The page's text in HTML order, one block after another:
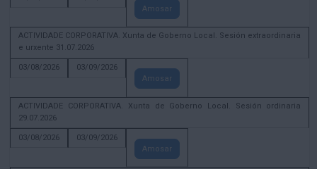
Amosar
ACTIVIDADE CORPORATIVA. Xunta de Goberno Local. Sesión extraordinaria
e urxente 31.07.2026
03/08/2026
03/09/2026
Amosar
ACTIVIDADE CORPORATIVA. Xunta de Goberno Local. Sesión ordinaria
29.07.2026
03/08/2026
03/09/2026
Amosar